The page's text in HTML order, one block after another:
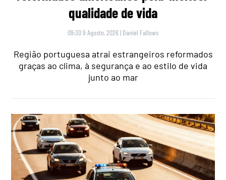
qualidade de vida
09:30 9 Agosto, 2026 | Daniel Fallows
Região portuguesa atrai estrangeiros reformados
graças ao clima, à segurança e ao estilo de vida
junto ao mar